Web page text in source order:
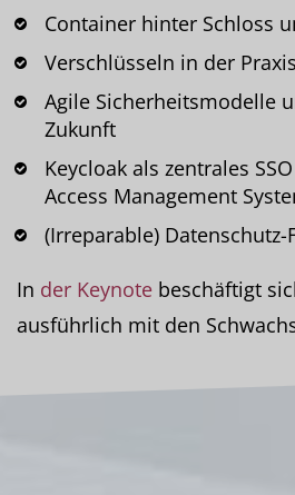
Container hinter Schloss
Verschlüsseln in der
Agile Sicherheitsmodelle
Zukunft
Keycloak als zentrales
Access Management
(Irreparable)
In der Keynote beschäftigt
ausführlich mit den